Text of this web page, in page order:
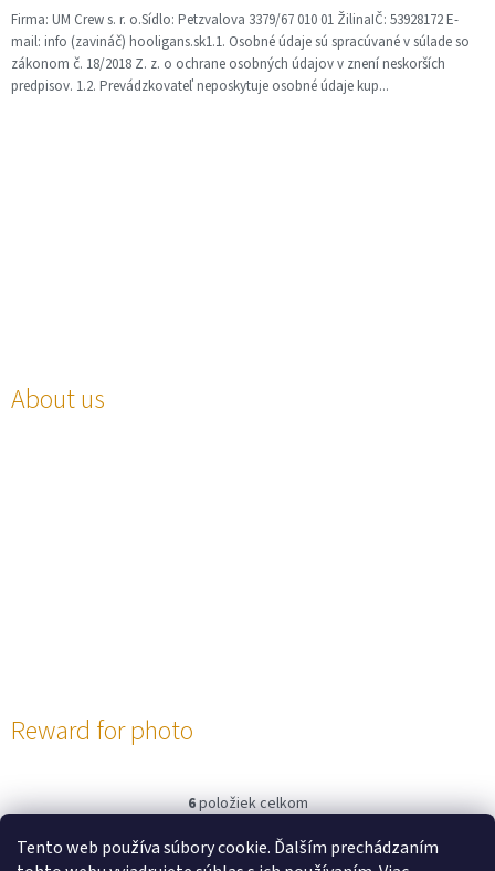
Tento web používa súbory cookie. Ďalším prechádzaním
Firma: UM Crew s. r. o.Sídlo: Petzvalova 3379/67 010 01 ŽilinaIČ: 53928172 E-
mail: info (zavináč) hooligans.sk1.1. Osobné údaje sú spracúvané v súlade so
zákonom č. 18/2018 Z. z. o ochrane osobných údajov v znení neskorších
predpisov. 1.2. Prevádzkovateľ neposkytuje osobné údaje kup...
About us
Reward for photo
O
l
6položiek celkom